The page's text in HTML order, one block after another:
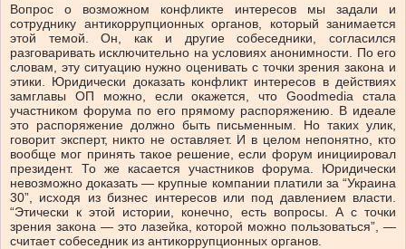
Вопрос о возможном конфликте интересов мы задали и
сотруднику антикоррупционных органов, который занимается
этой темой. Он, как и другие собеседники, согласился
разговаривать исключительно на условиях анонимности. По его
словам, эту ситуацию нужно оценивать с точки зрения закона и
этики. Юридически доказать конфликт интересов в действиях
замглавы ОП можно, если окажется, что Goodmedia стала
участником форума по его прямому распоряжению. В идеале
это распоряжение должно быть письменным. Но таких улик,
говорит эксперт, никто не оставляет. И в целом непонятно, кто
вообще мог принять такое решение, если форум инициировал
президент. То же касается участников форума. Юридически
невозможно доказать — крупные компании платили за “Украина
30”, исходя из бизнес интересов или под давлением власти.
“Этически к этой истории, конечно, есть вопросы. А с точки
зрения закона — это лазейка, которой можно пользоваться”, —
считает собеседник из антикоррупционных органов.